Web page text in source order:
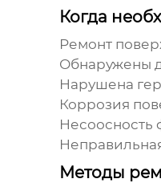
Когда
Ремонт
Обнаружены
Нарушена
Коррозия
Несоосность
Методы